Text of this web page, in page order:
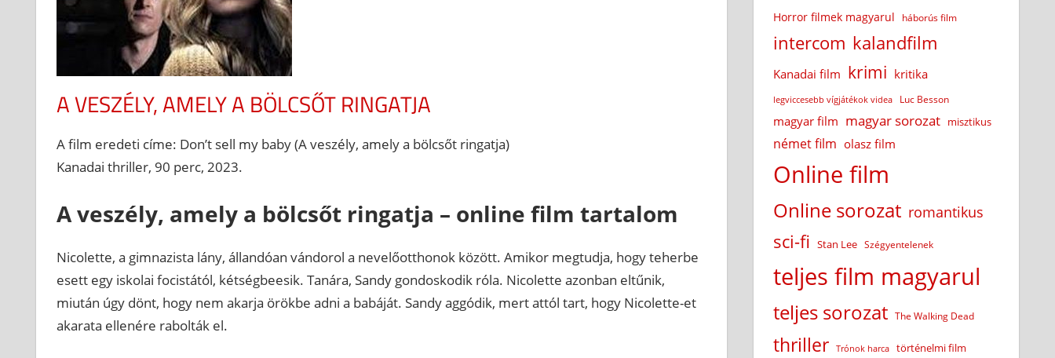
A VESZÉLY, AMELY A BÖLCSŐT RINGATJA
A film eredeti címe: Don’t sell my baby (A veszély, amely a bölcsőt ringatja)
Kanadai thriller, 90 perc, 2023.
A veszély, amely a bölcsőt ringatja – online film tartalom
Nicolette, a gimnazista lány, állandóan vándorol a nevelőotthonok között. Amikor megtudja, hogy teherbe
esett egy iskolai focistától, kétségbeesik. Tanára, Sandy gondoskodik róla. Nicolette azonban eltűnik,
miután úgy dönt, hogy nem akarja örökbe adni a babáját. Sandy aggódik, mert attól tart, hogy Nicolette-et
akarata ellenére rabolták el.
Horror filmek magyarul háborús film
intercom kalandfilm
Kanadai film krimi kritika
legviccesebb vígjátékok videa Luc Besson
magyar film magyar sorozat misztikus
német film olasz film
Online film
Online sorozat romantikus
sci-fi Stan Lee Szégyentelenek
teljes film magyarul
teljes sorozat The Walking Dead
thriller Trónok harca történelmi film